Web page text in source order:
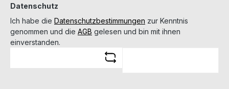
Datenschutz
Ich habe die Datenschutzbestimmungen zur Kenntnis
genommen und die AGB gelesen und bin mit ihnen
einverstanden.